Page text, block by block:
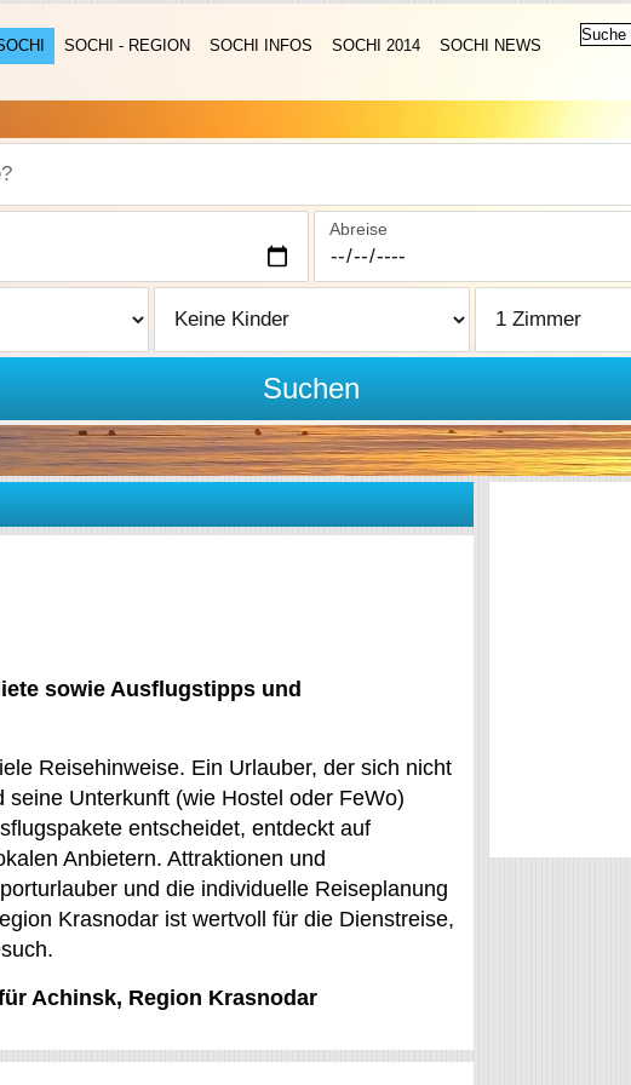
SOCHI - REGION SOCHI INFOS SOCHI 2014 SOCHI NEWS
Abreise
Suchen
sowie Ausflugstipps und
Reisehinweise. Ein Urlauber, der sich nicht
Unterkunft (wie Hostel oder FeWo)
entscheidet, entdeckt auf
Anbietern. Attraktionen und
und die individuelle Reiseplanung
Krasnodar ist wertvoll für die Dienstreise,
Achinsk, Region Krasnodar